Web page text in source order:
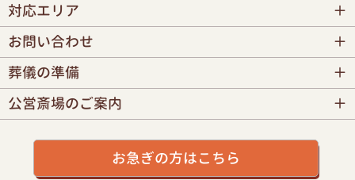
対応エリア
お問い合わせ
葬儀の準備
公営斎場のご案内
お急ぎの方はこちら